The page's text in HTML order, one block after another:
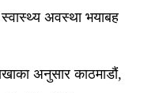
अवस्था भयाबह
अनुसार काठमाडौं,